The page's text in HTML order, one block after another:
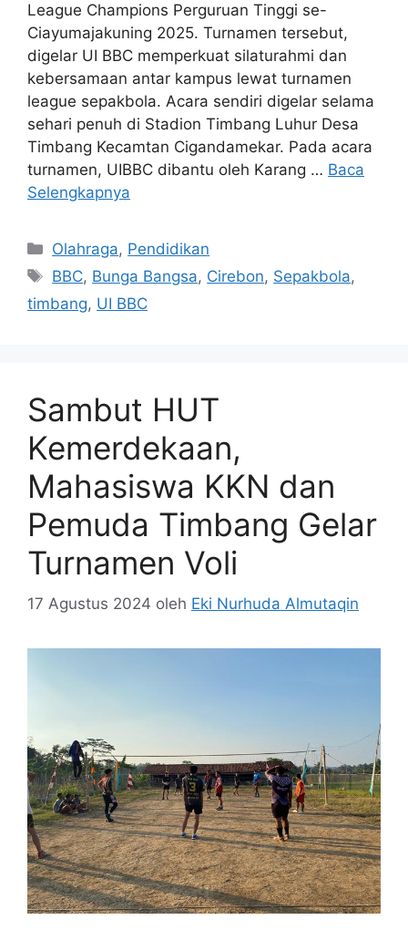
League Champions Perguruan Tinggi se-
Ciayumajakuning 2025. Turnamen tersebut,
digelar UI BBC memperkuat silaturahmi dan
kebersamaan antar kampus lewat turnamen
league sepakbola. Acara sendiri digelar selama
sehari penuh di Stadion Timbang Luhur Desa
Timbang Kecamtan Cigandamekar. Pada acara
turnamen, UIBBC dibantu oleh Karang … Baca
Selengkapnya
Kategori
Olahraga, Pendidikan
Tag
BBC, Bunga Bangsa, Cirebon, Sepakbola,
timbang, UI BBC
Sambut HUT
Kemerdekaan,
Mahasiswa KKN dan
Pemuda Timbang Gelar
Turnamen Voli
17 Agustus 2024 oleh Eki Nurhuda Almutaqin